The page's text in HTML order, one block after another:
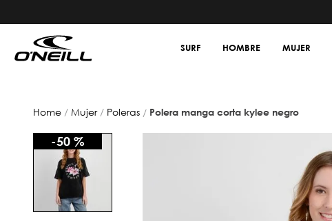
SURF HOMBRE MUJER
mujer poleras polera manga corta kylee negro
-50 %